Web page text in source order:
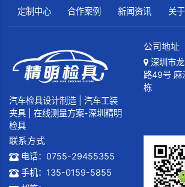
定制中心 合作案例 新闻资讯 关
汽车检具设计制造 | 汽车工装
夹具 | 在线测量方案-深圳精明
检具
公司地址
深圳市
路49号 麻
栋
联系方式
电话：0755-29455355
手机：135-0159-5855